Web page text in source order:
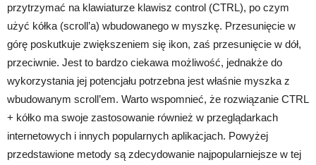
przytrzymać na klawiaturze klawisz control (CTRL), po czym
użyć kółka (scroll’a) wbudowanego w myszkę. Przesunięcie w
górę poskutkuje zwiększeniem się ikon, zaś przesunięcie w dół,
przeciwnie. Jest to bardzo ciekawa możliwość, jednakże do
wykorzystania jej potencjału potrzebna jest właśnie myszka z
wbudowanym scroll’em. Warto wspomnieć, że rozwiązanie CTRL
+ kółko ma swoje zastosowanie również w przeglądarkach
internetowych i innych popularnych aplikacjach. Powyżej
przedstawione metody są zdecydowanie najpopularniejsze w tej